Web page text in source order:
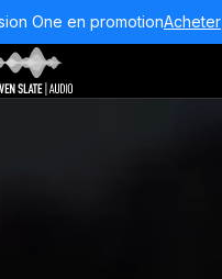
One en promotionAcheter